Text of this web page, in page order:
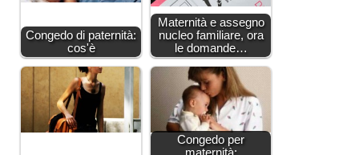
Congedo di paternità:
cos'è
Maternità e assegno
nucleo familiare, ora
le domande…
Congedo per
maternità: